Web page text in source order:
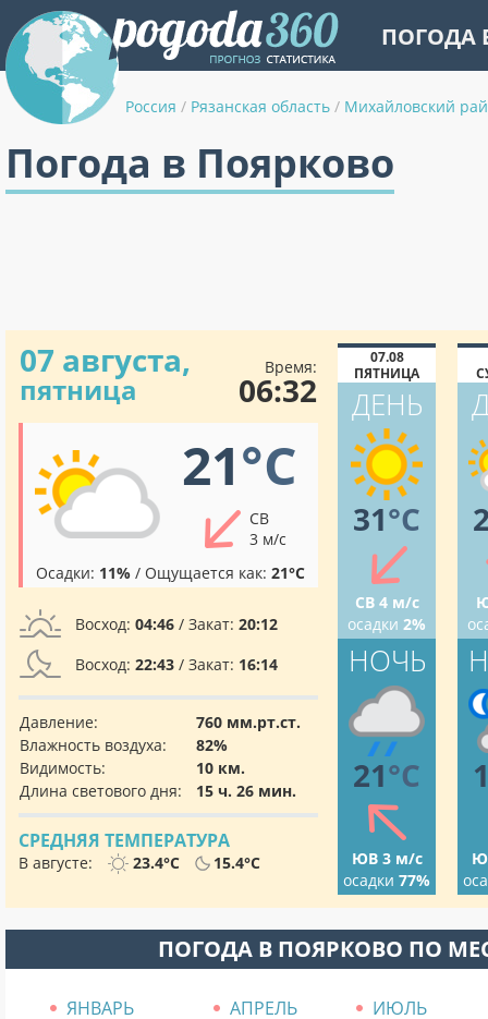
ПОГОДА
Россия / Рязанская область / Михайловский
Погода в Поярково
07 августа,
пятница
Время:
06:32
21°C
СВ
3 м/с
Осадки: 11% / Ощущается как: 21°C
Восход: 04:46 / Закат: 20:12
Восход: 22:43 / Закат: 16:14
Давление:
760 мм.рт.ст.
Влажность воздуха:
82%
Видимость:
10 км.
Длина светового дня:
15 ч. 26 мин.
СРЕДНЯЯ ТЕМПЕРАТУРА
В августе: 23.4°C 15.4°C
07.08
ПЯТНИЦА
ДЕНЬ
31°C
СВ 4 м/с
осадки 2%
НОЧЬ
21°C
ЮВ 3 м/с
осадки 77%
ПОГОДА В ПОЯРКОВО ПО
ЯНВАРЬ АПРЕЛЬ
ИЮЛЬ